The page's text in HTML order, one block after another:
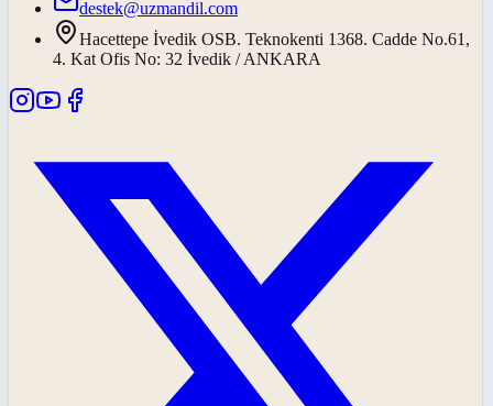
destek@uzmandil.com
Hacettepe İvedik OSB. Teknokenti 1368. Cadde No.61,
4. Kat Ofis No: 32 İvedik / ANKARA